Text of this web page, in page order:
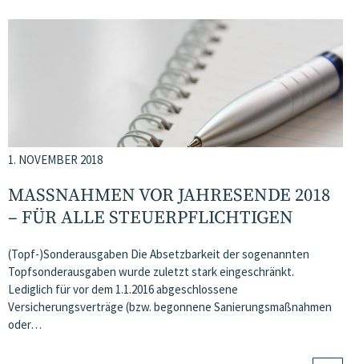
1. NOVEMBER 2018
MASSNAHMEN VOR JAHRESENDE 2018 –
FÜR ALLE STEUERPFLICHTIGEN
(Topf-)Sonderausgaben Die Absetzbarkeit der sogenannten
Topfsonderausgaben wurde zuletzt stark eingeschränkt.
Lediglich für vor dem 1.1.2016 abgeschlossene
Versicherungsverträge (bzw. begonnene Sanierungsmaßnahmen
oder…